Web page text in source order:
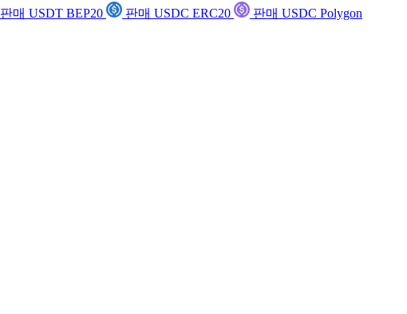
판매 USDT BEP20 판매 USDC ERC20
판매 USDC Polygon